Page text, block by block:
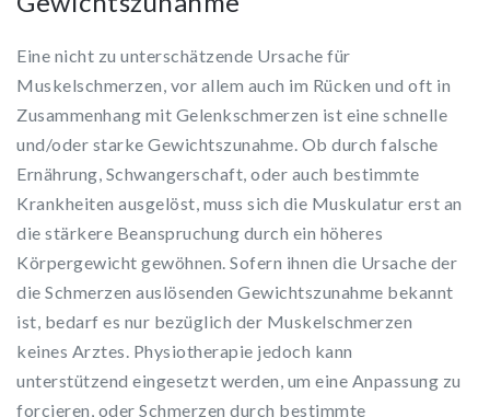
Eine nicht zu unterschätzende Ursache für
Muskelschmerzen, vor allem auch im Rücken und oft in
Zusammenhang mit Gelenkschmerzen ist eine schnelle
und/oder starke Gewichtszunahme. Ob durch falsche
Ernährung, Schwangerschaft, oder auch bestimmte
Krankheiten ausgelöst, muss sich die Muskulatur erst an
die stärkere Beanspruchung durch ein höheres
Körpergewicht gewöhnen. Sofern ihnen die Ursache der
die Schmerzen auslösenden Gewichtszunahme bekannt
ist, bedarf es nur bezüglich der Muskelschmerzen
keines Arztes. Physiotherapie jedoch kann
unterstützend eingesetzt werden, um eine Anpassung zu
forcieren, oder Schmerzen durch bestimmte